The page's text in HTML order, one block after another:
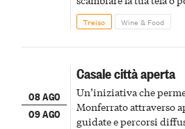
Treiso Wine & Food
08 AGO
09 AGO
Casale città aperta
Un’iniziativa che
Monferrato attraverso
guidate e percorsi